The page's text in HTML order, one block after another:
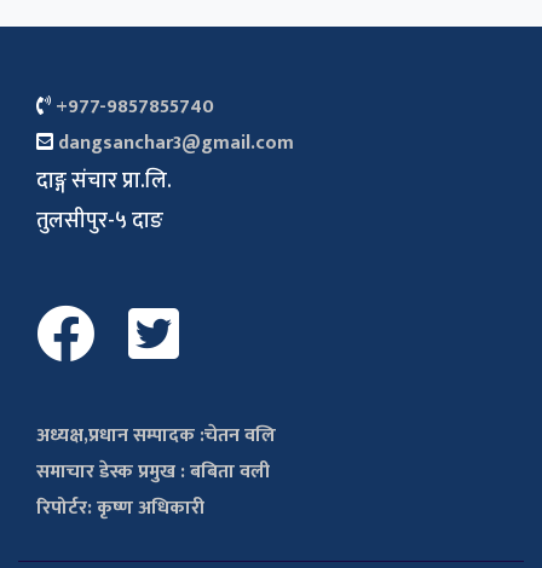
+977-9857855740
dangsanchar3@gmail.com
दाङ्ग संचार प्रा.लि.
तुलसीपुर-५ दाङ
अध्यक्ष,प्रधान सम्पादक :चेतन वलि
समाचार डेस्क प्रमुख : बबिता वली
रिपोर्टर: कृष्ण अधिकारी